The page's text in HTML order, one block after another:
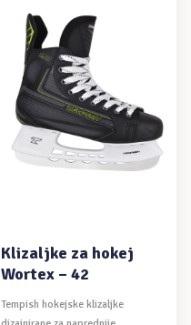
PROČITAJ VIŠE
Klizaljke za hokej
Wortex – 42
Tempish hokejske klizaljke